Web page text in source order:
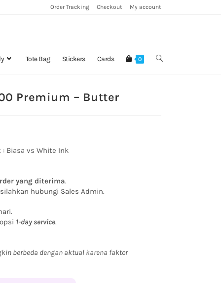
Order Tracking Checkout My account
Tote Bag Stickers Cards 0
Premium – Butter
: Biasa vs White Ink
yang diterima.
hubungi Sales Admin.
1-day service.
berbeda dengan aktual karena faktor